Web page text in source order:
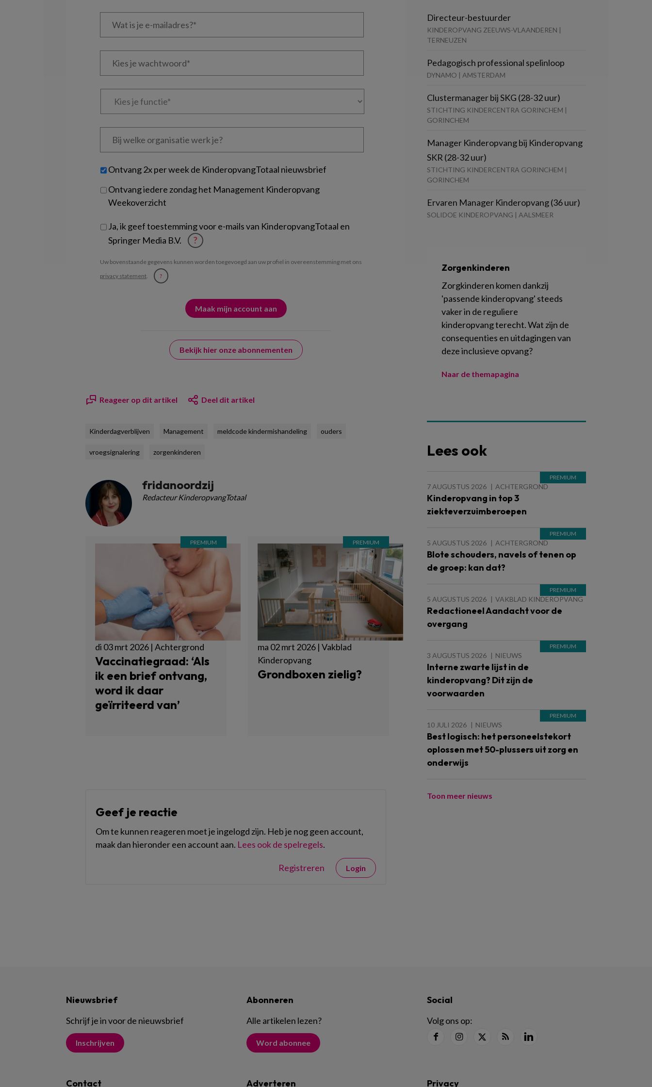
Wat
Kies
Kies
Bij
welke
je?
Untitled
Ontvang 2x per week de KinderopvangTotaal nieuwsbrief
Ontvang iedere zondag het Management Kinderopvang
Weekoverzicht
Ja, ik geef toestemming voor e-mails van KinderopvangTotaal en
Springer Media B.V.
?
Uw bovenstaande gegevens kunnen worden toegevoegd aan uw profiel in overeenstemming met ons
privacy statement. ?
Bekijk hier onze abonnementen
Reageer op dit artikel Deel dit artikel
Kinderdagverblijven Management meldcode kindermishandeling ouders
vroegsignalering zorgenkinderen
fridanoordzij
Redacteur KinderopvangTotaal
di 03 mrt 2026 | Achtergrond
Vaccinatiegraad: ‘Als
ik een brief ontvang,
word ik daar
geïrriteerd van’
ma 02 mrt 2026 | Vakblad
Kinderopvang
Grondboxen zielig?
Geef je reactie
Om te kunnen reageren moet je ingelogd zijn. Heb je nog geen account,
maak dan hieronder een account aan. Lees ook de spelregels.
Registreren Login
Directeur-bestuurder
KINDEROPVANG ZEEUWS-VLAANDEREN |
TERNEUZEN
Pedagogisch professional spelinloop
DYNAMO | AMSTERDAM
Clustermanager bij SKG (28-32 uur)
STICHTING KINDERCENTRA GORINCHEM |
GORINCHEM
Manager Kinderopvang bij Kinderopvang
SKR (28-32 uur)
STICHTING KINDERCENTRA GORINCHEM |
GORINCHEM
Ervaren Manager Kinderopvang (36 uur)
SOLIDOE KINDEROPVANG | AALSMEER
Zorgenkinderen
Zorgkinderen komen dankzij
'passende kinderopvang' steeds
vaker in de reguliere
kinderopvang terecht. Wat zijn de
consequenties en uitdagingen van
deze inclusieve opvang?
Naar de themapagina
Lees ook
7 AUGUSTUS 2026 ACHTERGROND
Kinderopvang in top 3
ziekteverzuimberoepen
5 AUGUSTUS 2026 ACHTERGROND
Blote schouders, navels of tenen op
de groep: kan dat?
5 AUGUSTUS 2026 VAKBLAD KINDEROPVANG
Redactioneel Aandacht voor de
overgang
3 AUGUSTUS 2026 NIEUWS
Interne zwarte lijst in de
kinderopvang? Dit zijn de
voorwaarden
10 JULI 2026 NIEUWS
Best logisch: het personeelstekort
oplossen met 50-plussers uit zorg en
onderwijs
Toon meer nieuws
Nieuwsbrief
Schrijf je in voor de nieuwsbrief
Inschrijven
Abonneren
Alle artikelen lezen?
Word abonnee
Social
Volg ons op:
Contact Adverteren Privacy